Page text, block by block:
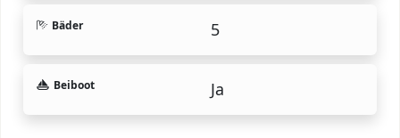
Bäder 5
Beiboot Ja